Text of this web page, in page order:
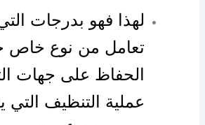
لهذا فهو بدرجات
تعامل من نوع خاص
الحفاظ على جهات
عملية التنظيف التي